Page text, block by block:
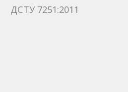
ДСТУ 7251:2011